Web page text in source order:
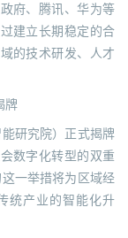
府、腾讯、华为等
建立长期稳定的合
的技术研发、人才
牌
研究院）正式揭牌
数字化转型的双重
一举措将为区域经
统产业的智能化升